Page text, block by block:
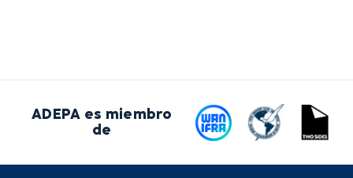
ADEPA es miembro
de